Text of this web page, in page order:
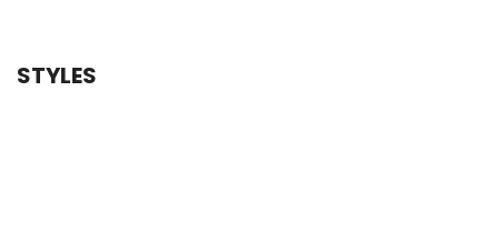
STYLES